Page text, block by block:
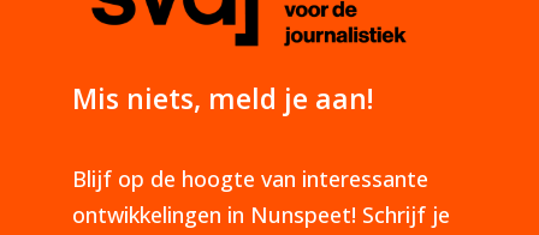
Mis niets, meld je aan!
Blijf op de hoogte van interessante
ontwikkelingen in Nunspeet! Schrijf je